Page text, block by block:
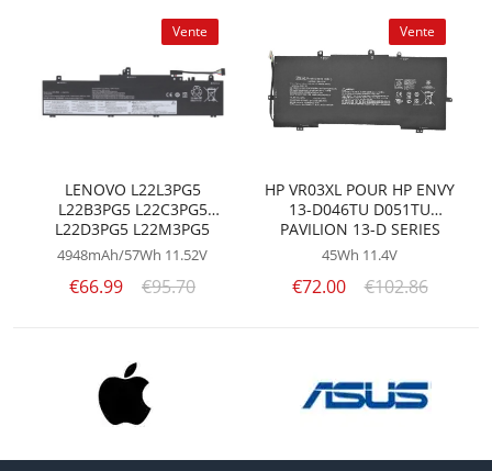
Vente
LENOVO L22L3PG5
L22B3PG5 L22C3PG5
L22D3PG5 L22M3PG5
POUR LENOVO THINKPAD
GEN 1 L22B3PG5
4948mAh/57Wh 11.52V
€66.99 €95.70
Vente
HP VR03XL POUR HP ENVY
13-D046TU D051TU
PAVILION 13-D SERIES
45Wh 11.4V
€72.00 €102.86